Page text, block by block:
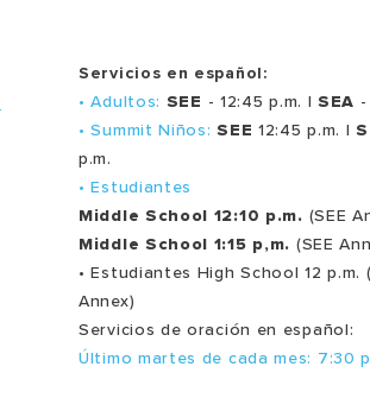
Servicios en español:
• Adultos: SEE - 12:45 p.m. |SEA
• Summit Niños:SEE 12:45 p.m. |
p.m.
• Estudiantes
Middle School 12:10 p.m. (SEE
Middle School 1:15 p,m. (SEE
• Estudiantes High School 12 p.m.
Annex)
Servicios de oración en español:
Último martes de cada mes: 7:30